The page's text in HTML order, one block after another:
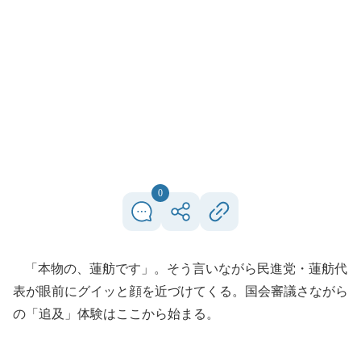
0
「本物の、蓮舫です」。そう言いながら民進党・蓮舫代
表が眼前にグイッと顔を近づけてくる。国会審議さながら
の「追及」体験はここから始まる。